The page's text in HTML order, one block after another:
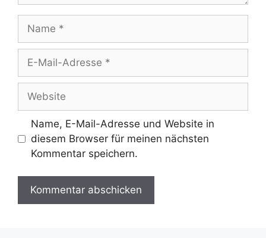
Mail-
Adresse
Name, E-Mail-Adresse und Website in
diesem Browser für meinen nächsten
Kommentar speichern.